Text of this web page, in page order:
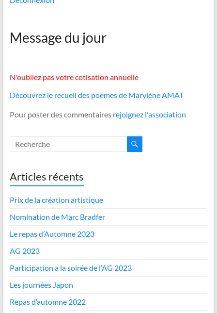
Message du jour
N'oubliez pas votre cotisation annuelle
Découvrez le recueil des poèmes de Marylène AMAT
Pour poster des commentaires rejoignez l'association
Articles récents
Prix de la création artistique
Nomination de Marc Bradfer
Le repas d’Automne 2023
AG 2023
Participation a la soirée de l’AG 2023
Les journées Japon
Repas d’automne 2022